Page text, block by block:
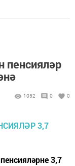
пенсияләр
1052 0 0
3,7